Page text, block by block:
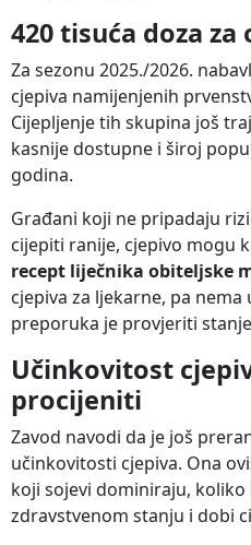
420 tisuća doza za
Za sezonu 2025./2026.
cjepiva namijenjenih
Cijepljenje tih skupina još
kasnije dostupne i široj
godina.
Građani koji ne pripadaju
cijepiti ranije, cjepivo mogu
recept liječnika obiteljske
cjepiva za ljekarne, pa
preporuka je provjeriti
Učinkovitost
procijeniti
Zavod navodi da je još
učinkovitosti cjepiva. Ona
koji sojevi dominiraju,
zdravstvenom stanju i dobi